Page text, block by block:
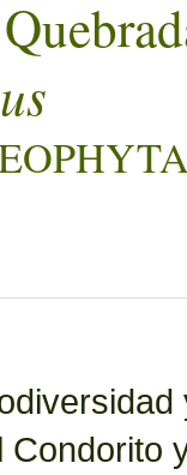
Condorito